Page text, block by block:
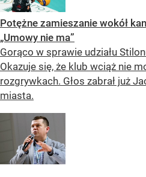
Potężne zamieszanie wokół
„Umowy nie ma”
Gorąco w sprawie udziału
Okazuje się, że klub wciąż nie
rozgrywkach. Głos zabrał już
miasta.